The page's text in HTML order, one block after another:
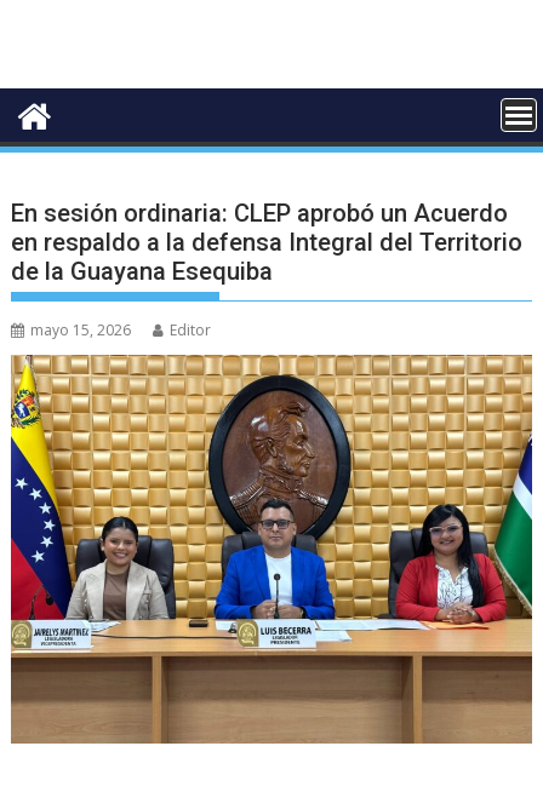
En sesión ordinaria: CLEP aprobó un Acuerdo
en respaldo a la defensa Integral del Territorio
de la Guayana Esequiba
mayo 15, 2026 Editor